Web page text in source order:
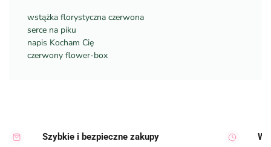
wstążka florystyczna czerwona
serce na piku
napis Kocham Cię
czerwony flower-box
Szybkie i bezpieczne zakupy